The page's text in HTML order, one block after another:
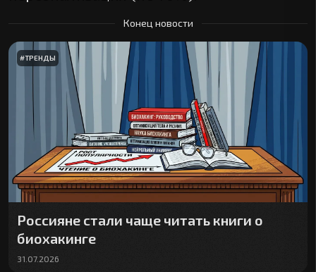
Конец новости
#ТРЕНДЫ
Россияне стали чаще читать книги о
биохакинге
31.07.2026